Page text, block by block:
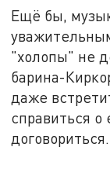
Ещё бы,
"холопы" не
барина-
даже
справиться о
договориться.